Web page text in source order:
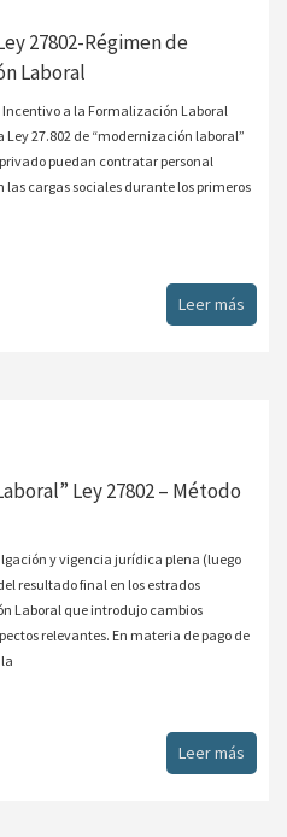
27802-Régimen de
Laboral
a la Formalización Laboral
Ley 27.802 de “modernización laboral”
puedan contratar personal
cargas sociales durante los primeros
Leer más
Ley 27802 – Método
y vigencia jurídica plena (luego
resultado final en los estrados
Laboral que introdujo cambios
relevantes. En materia de pago de
Leer más